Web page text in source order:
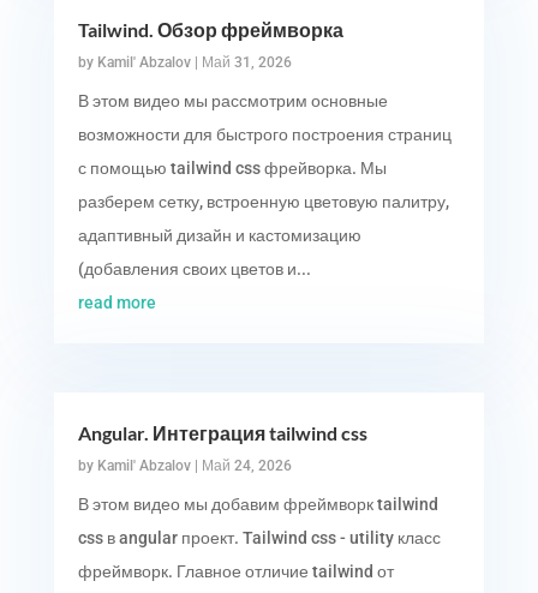
Tailwind. Обзор фреймворка
by Kamil' Abzalov| Май 31, 2026
В этом видео мы рассмотрим основные
возможности для быстрого построения страниц
с помощью tailwind css фрейворка. Мы
разберем сетку, встроенную цветовую палитру,
адаптивный дизайн и кастомизацию
(добавления своих цветов и...
read more
Angular. Интеграция tailwind css
by Kamil' Abzalov| Май 24, 2026
В этом видео мы добавим фреймворк tailwind
css в angular проект. Tailwind css - utility класс
фреймворк. Главное отличие tailwind от